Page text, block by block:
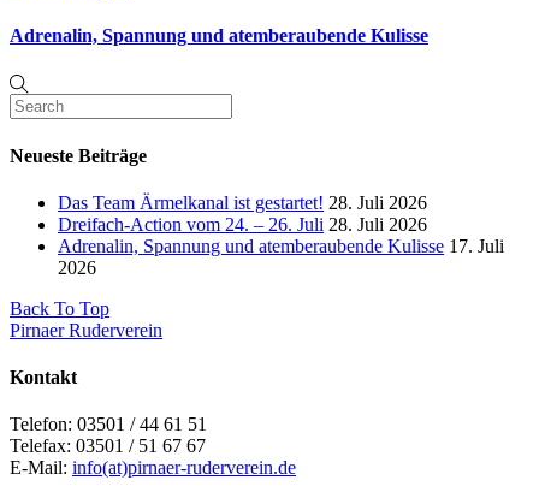
Adrenalin, Spannung und atemberaubende Kulisse
Neueste Beiträge
Das Team Ärmelkanal ist gestartet! 28. Juli 2026
Dreifach-Action vom 24. – 26. Juli 28. Juli 2026
Adrenalin, Spannung und atemberaubende Kulisse 17. Juli
2026
Back To Top
Pirnaer Ruderverein
Kontakt
Telefon: 03501 / 44 61 51
Telefax: 03501 / 51 67 67
E-Mail: info(at)pirnaer-ruderverein.de